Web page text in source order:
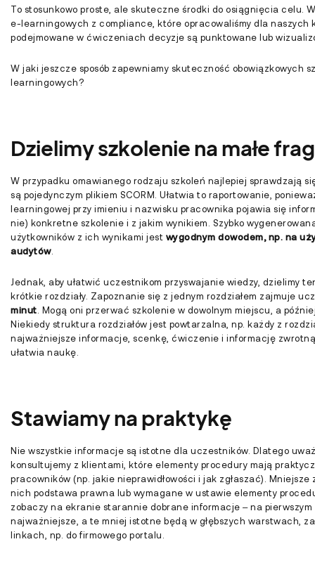
To stosunkowo proste, ale skuteczne środki do osiągnięcia celu.
e-learningowych z compliance, które opracowaliśmy dla naszych
podejmowane w ćwiczeniach decyzje są punktowane lub
W jaki jeszcze sposób zapewniamy skuteczność obowiązkowych
learningowych?
Dzielimy szkolenie na małe
W przypadku omawianego rodzaju szkoleń najlepiej sprawdzają
są pojedynczym plikiem SCORM. Ułatwia to raportowanie,
learningowej przy imieniu i nazwisku pracownika pojawia się
nie) konkretne szkolenie i z jakim wynikiem. Szybko
użytkowników z ich wynikami jest wygodnym dowodem, np. na
audytów.
Jednak, aby ułatwić uczestnikom przyswajanie wiedzy, dzielimy
krótkie rozdziały. Zapoznanie się z jednym rozdziałem zajmuje
minut . Mogą oni przerwać szkolenie w dowolnym miejscu, a
Niekiedy struktura rozdziałów jest powtarzalna, np. każdy z
najważniejsze informacje, scenkę, ćwiczenie i informację
ułatwia naukę.
Stawiamy na praktykę
Nie wszystkie informacje są istotne dla uczestników. Dlatego
konsultujemy z klientami, które elementy procedury mają
pracowników (np. jakie nieprawidłowości i jak zgłaszać).
nich podstawa prawna lub wymagane w ustawie elementy
zobaczy na ekranie starannie dobrane informacje – na
najważniejsze, a te mniej istotne będą w głębszych warstwach,
linkach, np. do firmowego portalu.